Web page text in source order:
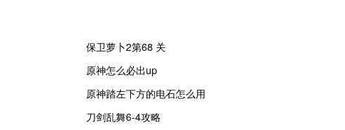
保卫萝卜2第68 关
原神怎么必出up
原神踏左下方的电石怎么用
刀剑乱舞6-4攻略